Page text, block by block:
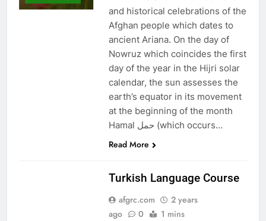
and historical celebrations of the
Afghan people which dates to
ancient Ariana. On the day of
Nowruz which coincides the first
day of the year in the Hijri solar
calendar, the sun assesses the
earth’s equator in its movement
at the beginning of the month
Hamal حمل (which occurs…
Read More
Turkish Language Course
afgrc.com
2 years
ago
0 1 mins